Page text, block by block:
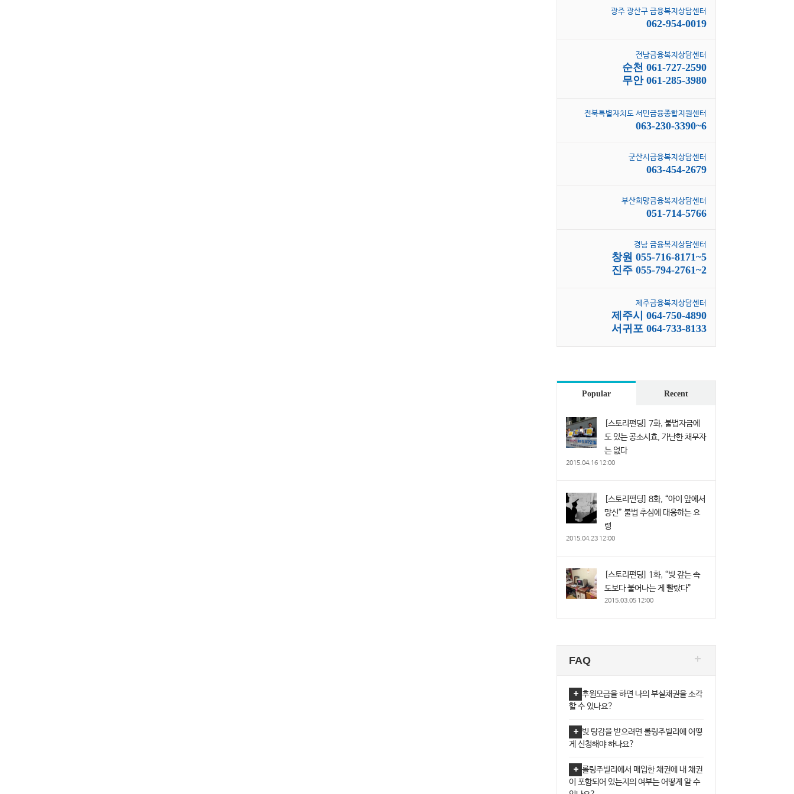
광주 광산구 금융복지상담센터
062-954-0019
전남금융복지상담센터
순천 061-727-2590
무안 061-285-3980
전북특별자치도 서민금융종합지원센터
063-230-3390~6
군산시금융복지상담센터
063-454-2679
부산희망금융복지상담센터
051-714-5766
경남 금융복지상담센터
창원 055-716-8171~5
진주 055-794-2761~2
제주금융복지상담센터
제주시 064-750-4890
서귀포 064-733-8133
Popular Recent
[스토리펀딩] 7화, 불법자금에
도 있는 공소시효, 가난한 채무자
는 없다
2015.04.16 12:00
[스토리펀딩] 8화, “아이 앞에서
망신” 불법 추심에 대응하는 요
령
2015.04.23 12:00
[스토리펀딩] 1화, “빚 갚는 속
도보다 불어나는 게 빨랐다”
2015.03.05 12:00
FAQ
후원모금을 하면 나의 부실채권을 소각
할 수 있나요?
빚 탕감을 받으려면 롤링주빌리에 어떻
게 신청해야 하나요?
롤링주빌리에서 매입한 채권에 내 채권
이 포함되어 있는지의 여부는 어떻게 알 수